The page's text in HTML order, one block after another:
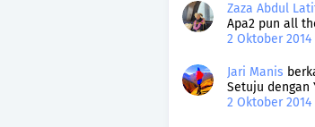
Zaza Abdul
Apa2 pun all
2 Oktober 2014
Jari Manis
Setuju dengan
2 Oktober 2014